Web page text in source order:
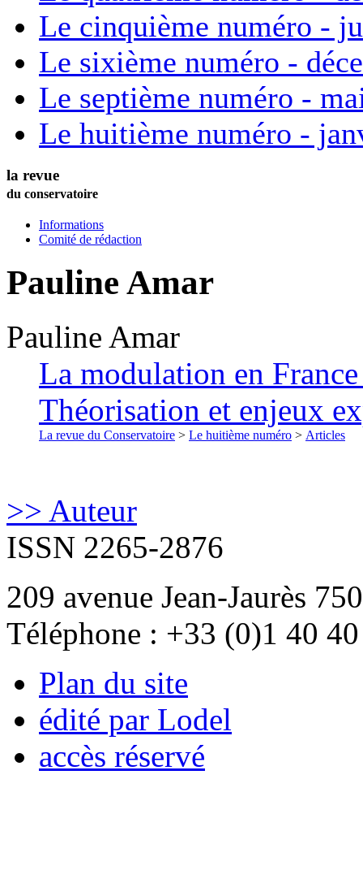
Le cinquième numéro -
Le sixième numéro -
Le septième numéro -
Le huitième numéro -
la revue
du conservatoire
Informations
Comité de rédaction
Pauline Amar
Pauline Amar
La modulation en
Théorisation et enjeux
La revue du Conservatoire > Le huitième numéro > Articles
>> Auteur
ISSN 2265-2876
209 avenue Jean-Jaurès
Téléphone : +33 (0)1 40
Plan du site
édité par Lodel
accès réservé